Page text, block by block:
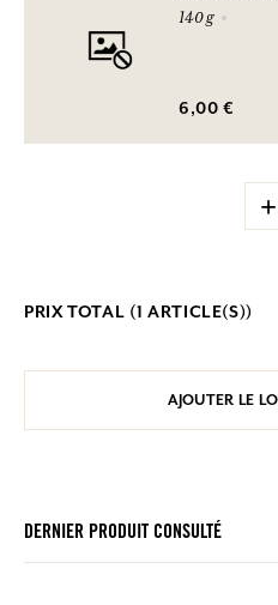
140 g
6,00 €
+
PRIX TOTAL (1 ARTICLE(S))
AJOUTER LE
DERNIER PRODUIT CONSULTÉ